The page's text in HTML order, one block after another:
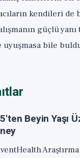
kendileri de
güçlü
bile
Beyin Yaşı